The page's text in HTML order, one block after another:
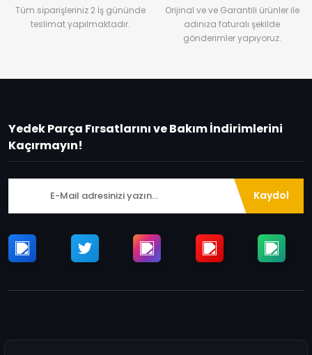
Tüm siparişleriniz 2 İş gününde
teslimat yapılmaktadır.
Orijinal ve ve Garantili ürünler ile
adınıza faturalı şekilde
gönderimler yapıyoruz.
Yedek Parça Fırsatlarını ve Bakım İndirimlerini
Kaçırmayın!
Kaydol